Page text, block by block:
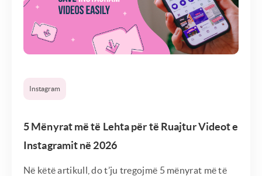
Instagram
5 Mënyrat më të Lehta për të Ruajtur Videot e
Instagramit në 2026
Në këtë artikull, do t’ju tregojmë 5 mënyrat më të